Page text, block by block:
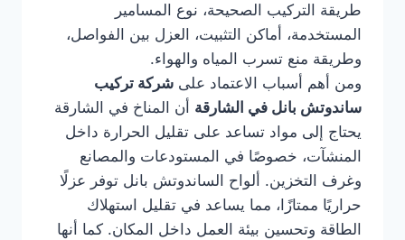
طريقة التركيب الصحيحة، نوع المسامير
المستخدمة، أماكن التثبيت، العزل بين الفواصل،
وطريقة منع تسرب المياه والهواء.
ومن أهم أسباب الاعتماد على شركة تركيب
ساندوتش بانل في الشارقة أن المناخ في الشارقة
يحتاج إلى مواد تساعد على تقليل الحرارة داخل
المنشآت، خصوصًا في المستودعات والمصانع
وغرف التخزين. ألواح الساندوتش بانل توفر عزلًا
حراريًا ممتازًا، مما يساعد في تقليل استهلاك
الطاقة وتحسين بيئة العمل داخل المكان. كما أنها